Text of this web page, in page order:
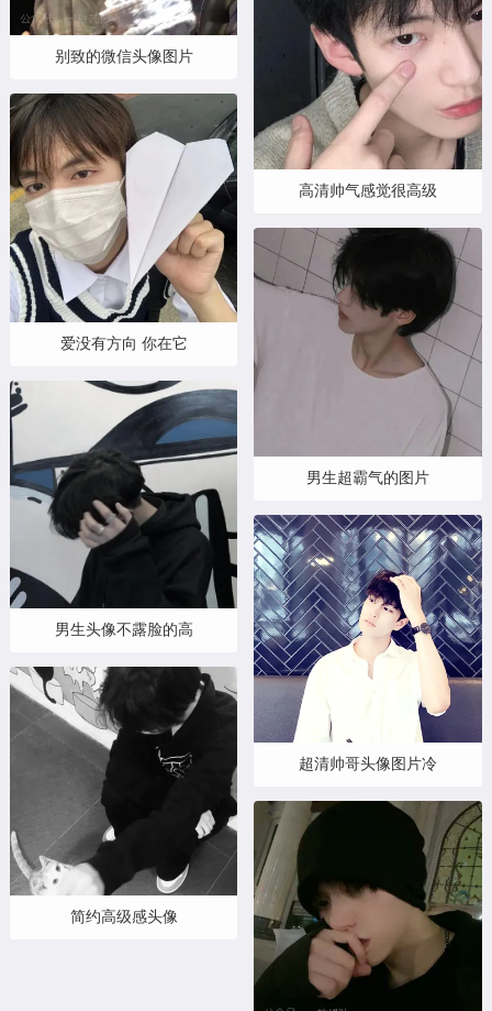
别致的微信头像图片
爱没有方向 你在它
男生头像不露脸的高
简约高级感头像
高清帅气感觉很高级
男生超霸气的图片
超清帅哥头像图片冷